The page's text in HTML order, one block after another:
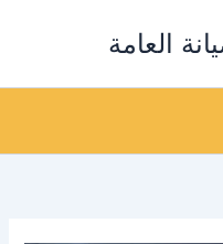
العامة